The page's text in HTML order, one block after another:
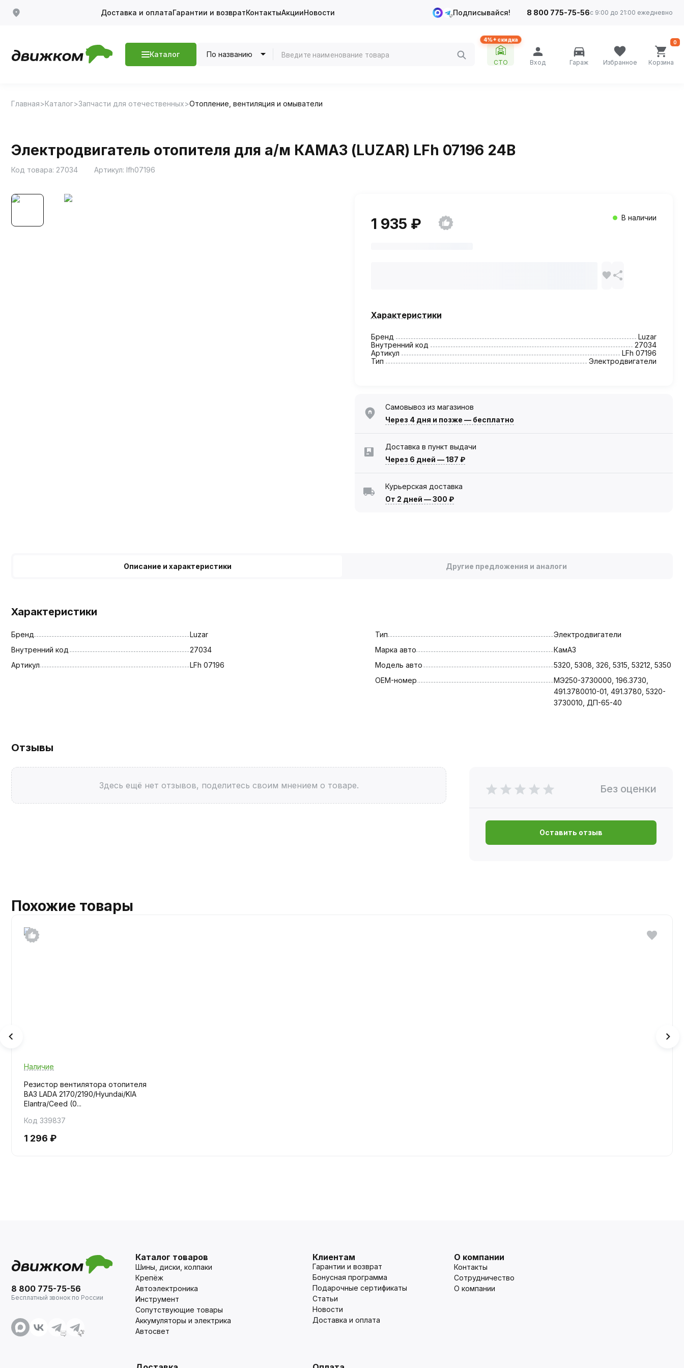
Доставка и оплатаГарантии и возвратКонтактыАкцииНовости Подписывайся! 8 800 775-75-56с 9:00 до 21:00 ежедневно
Каталог По названию
4%+ скидка
СТО Вход Гараж Избранное Корзина
0
Главная Каталог Запчасти для отечественных Отопление, вентиляция и омыватели
Электродвигатель отопителя для а/м КАМАЗ (LUZAR) LFh 07196 24В
Код товара: 27034 Артикул: lfh07196
1 935 ₽ В наличии
Характеристики
Бренд
Luzar
Внутренний код
27034
Артикул
LFh 07196
Тип
Электродвигатели
Самовывоз из магазинов
Через 4 дня и позже — бесплатно
Доставка в пункт выдачи
Через 6 дней —187 ₽
Курьерская доставка
От 2 дней —300 ₽
Описание и характеристики Другие предложения и аналоги
Характеристики
Бренд
Luzar
Внутренний код
27034
Артикул
LFh 07196
Тип
Электродвигатели
Марка авто
КамАЗ
Модель авто
5320, 5308, 326, 5315, 53212, 5350
OEM-номер
МЭ250-3730000, 196.3730,
491.3780010-01, 491.3780, 5320-
3730010, ДП-65-40
Отзывы
Здесь ещё нет отзывов, поделитесь своим мнением о товаре. Без оценки
Оставить отзыв
Похожие товары
Наличие
Резистор вентилятора отопителя
ВАЗ LADA 2170/2190/Hyundai/KIA
Elantra/Ceed (0...
Код 339837
1 296 ₽
8 800 775-75-56
Бесплатный звонок по России
Каталог товаров
Шины, диски, колпаки
Крепёж
Автоэлектроника
Инструмент
Сопутствующие товары
Аккумуляторы и электрика
Автосвет
Клиентам
Гарантии и возврат
Бонусная программа
Подарочные сертификаты
Статьи
Новости
Доставка и оплата
О компании
Контакты
Сотрудничество
О компании